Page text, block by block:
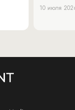
10 июля